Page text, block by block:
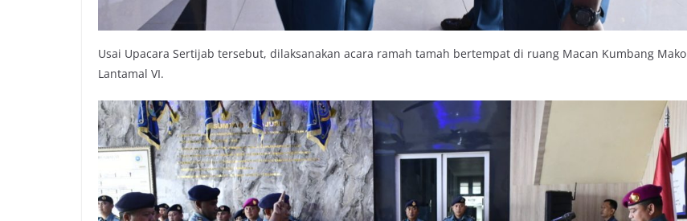
Usai Upacara Sertijab tersebut, dilaksanakan acara ramah tamah bertempat di ruang Macan Kumbang Mako
Lantamal VI.